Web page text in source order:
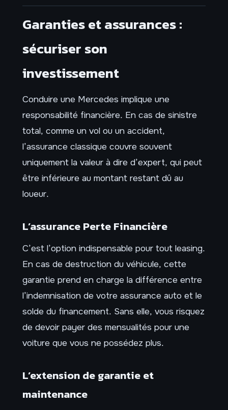
Garanties et assurances :
sécuriser son
investissement
Conduire une Mercedes implique une
responsabilité financière. En cas de sinistre
total, comme un vol ou un accident,
l’assurance classique couvre souvent
uniquement la valeur à dire d’expert, qui peut
être inférieure au montant restant dû au
loueur.
L’assurance Perte Financière
C’est l’option indispensable pour tout leasing.
En cas de destruction du véhicule, cette
garantie prend en charge la différence entre
l’indemnisation de votre assurance auto et le
solde du financement. Sans elle, vous risquez
de devoir payer des mensualités pour une
voiture que vous ne possédez plus.
L’extension de garantie et
maintenance